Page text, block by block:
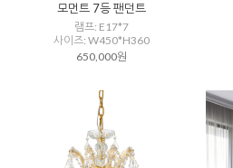
모먼트 7등 팬던트
램프: E17*7
사이즈: W450*H360
650,000원